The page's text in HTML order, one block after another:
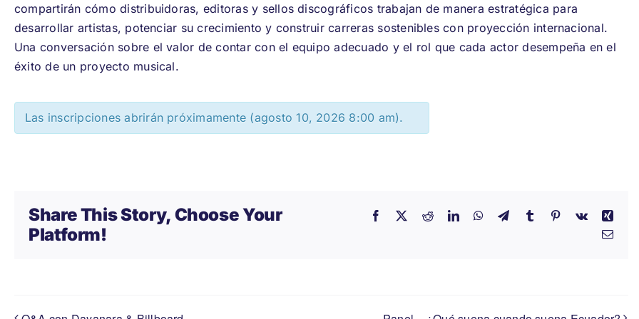
compartirán cómo distribuidoras, editoras y sellos discográficos trabajan de manera estratégica para
desarrollar artistas, potenciar su crecimiento y construir carreras sostenibles con proyección internacional.
Una conversación sobre el valor de contar con el equipo adecuado y el rol que cada actor desempeña en el
éxito de un proyecto musical.
Las inscripciones abrirán próximamente (agosto 10, 2026 8:00 am).
Share This Story, Choose Your
Platform!
Facebook RedditLinkedInWhatsApp
TelegramTumblr Pinterest
Vk
Xing